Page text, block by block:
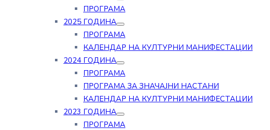
ПРОГРАМА
2025 ГОДИНА
ПРОГРАМА
КАЛЕНДАР НА КУЛТУРНИ МАНИФЕСТАЦИИ
2024 ГОДИНА
ПРОГРАМА
ПРОГРАМА ЗА ЗНАЧАЈНИ НАСТАНИ
КАЛЕНДАР НА КУЛТУРНИ МАНИФЕСТАЦИИ
2023 ГОДИНА
ПРОГРАМА